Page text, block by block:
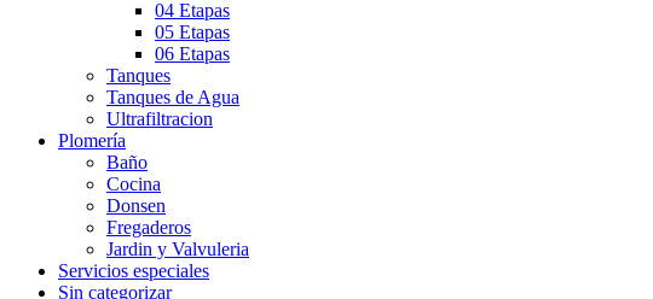
04 Etapas
05 Etapas
06 Etapas
Tanques
Tanques de Agua
Ultrafiltracion
Plomería
Baño
Cocina
Donsen
Fregaderos
Jardin y Valvuleria
Servicios especiales
Sin categorizar